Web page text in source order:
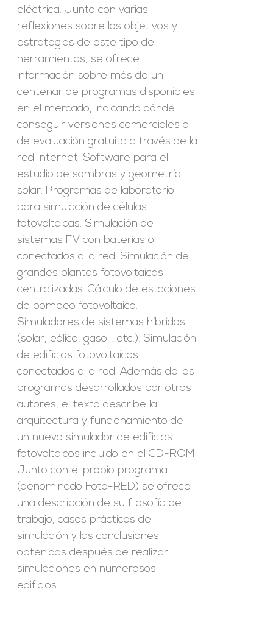
eléctrica. Junto con varias
reflexiones sobre los objetivos y
estrategias de este tipo de
herramientas, se ofrece
información sobre más de un
centenar de programas disponibles
en el mercado, indicando dónde
conseguir versiones comerciales o
de evaluación gratuita a través de la
red Internet: Software para el
estudio de sombras y geometría
solar. Programas de laboratorio
para simulación de células
fotovoltaicas. Simulación de
sistemas FV con baterías o
conectados a la red. Simulación de
grandes plantas fotovoltaicas
centralizadas. Cálculo de estaciones
de bombeo fotovoltaico.
Simuladores de sistemas híbridos
(solar, eólico, gasoil, etc.). Simulación
de edificios fotovoltaicos
conectados a la red. Además de los
programas desarrollados por otros
autores, el texto describe la
arquitectura y funcionamiento de
un nuevo simulador de edificios
fotovoltaicos incluido en el CD-ROM.
Junto con el propio programa
(denominado Foto-RED) se ofrece
una descripción de su filosofía de
trabajo, casos prácticos de
simulación y las conclusiones
obtenidas después de realizar
simulaciones en numerosos
edificios.